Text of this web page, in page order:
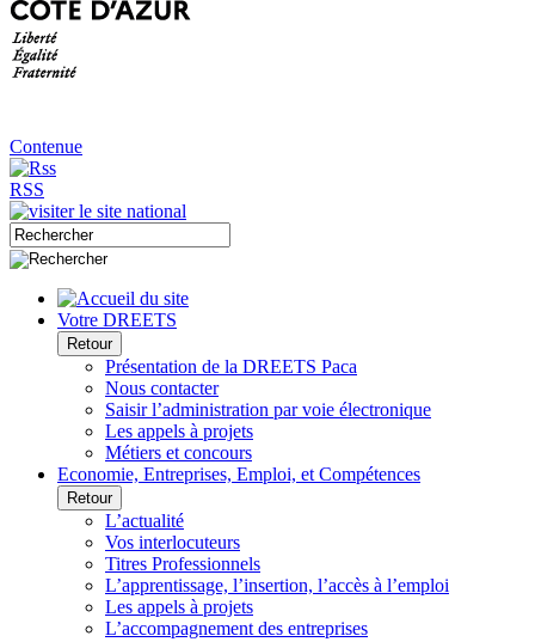
Contenue
RSS
Votre DREETS
Retour
Présentation de la DREETS Paca
Nous contacter
Saisir l’administration par voie électronique
Les appels à projets
Métiers et concours
Economie, Entreprises, Emploi, et Compétences
Retour
L’actualité
Vos interlocuteurs
Titres Professionnels
L’apprentissage, l’insertion, l’accès à l’emploi
Les appels à projets
L’accompagnement des entreprises